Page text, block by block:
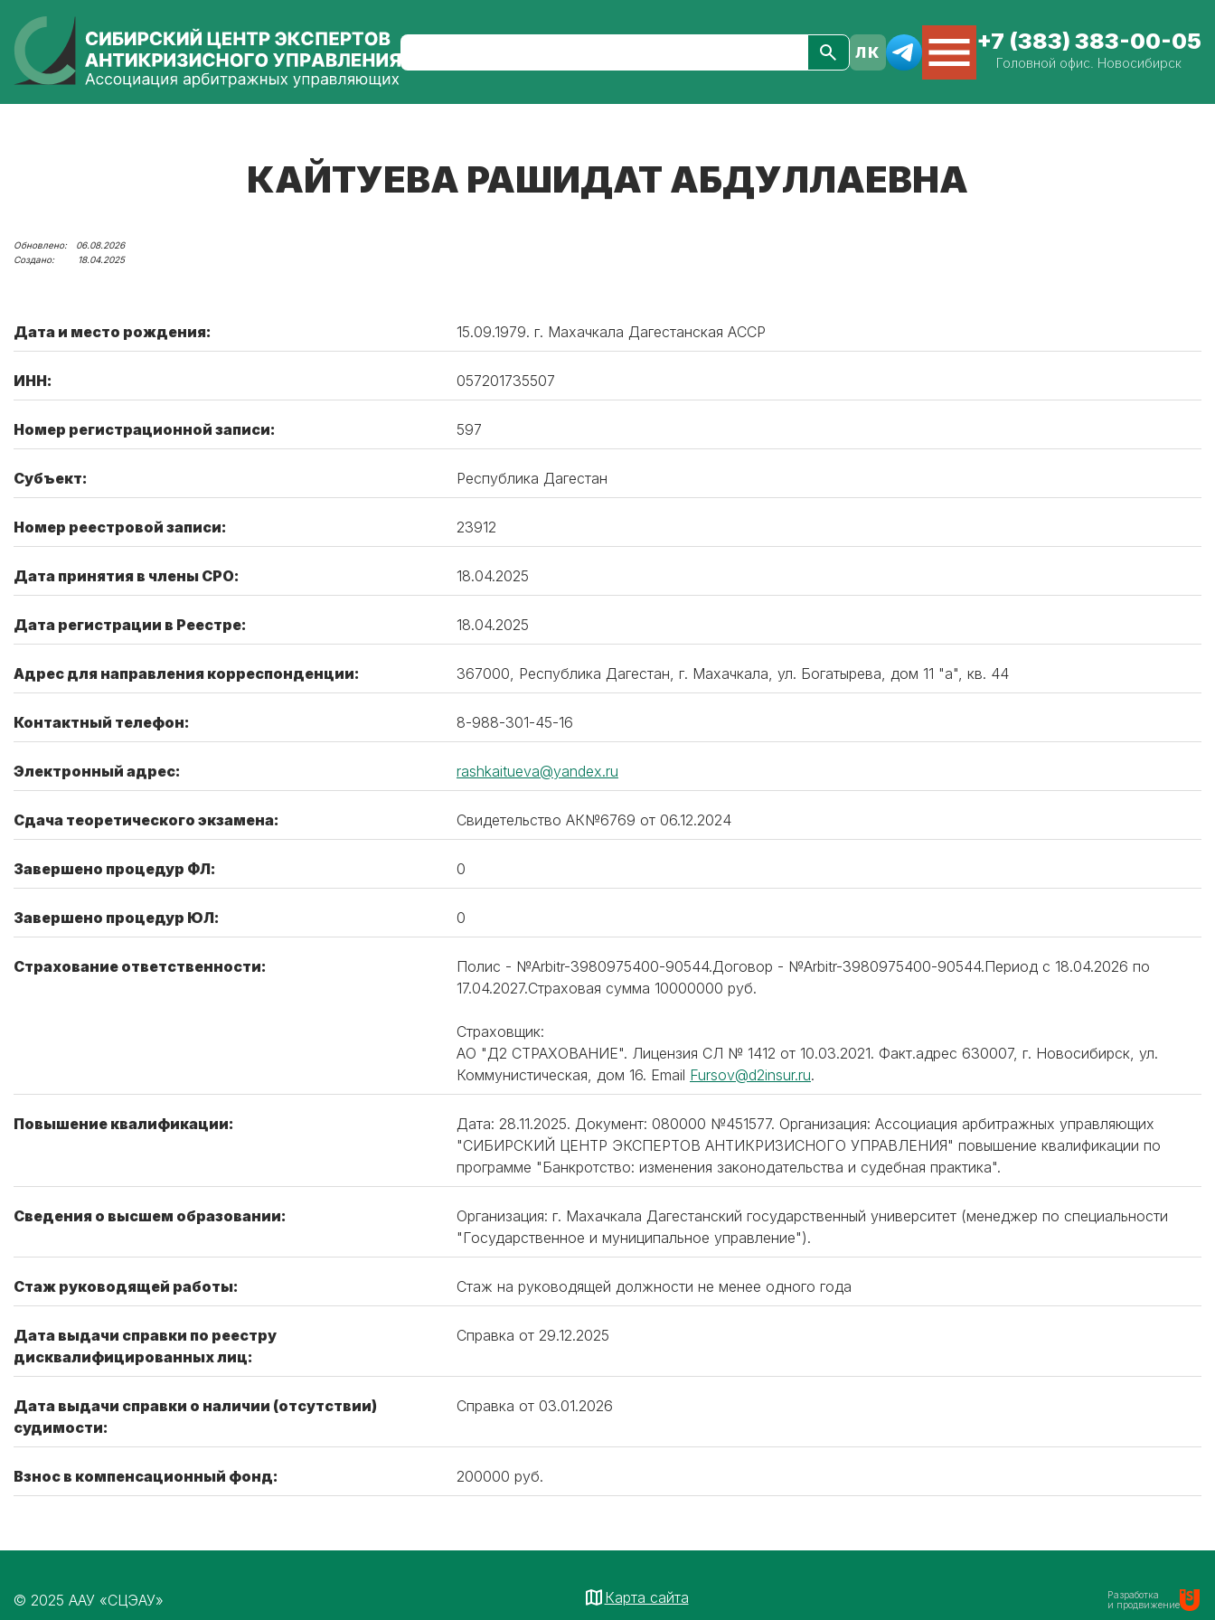
+7 (383) 383-00-05
Головной офис. Новосибирск
КАЙТУЕВА РАШИДАТ АБДУЛЛАЕВНА
06.08.2026
18.04.2025
Дата и место рождения: 15.09.1979. г. Махачкала Дагестанская АССР
ИНН: 057201735507
Номер регистрационной записи: 597
Субъект: Республика Дагестан
Номер реестровой записи: 23912
Дата принятия в члены СРО: 18.04.2025
Дата регистрации в Реестре: 18.04.2025
Адрес для направления корреспонденции: 367000, Республика Дагестан, г. Махачкала, ул. Богатырева, дом 11 "а", кв. 44
Контактный телефон: 8-988-301-45-16
Электронный адрес: rashkaitueva@yandex.ru
Сдача теоретического экзамена: Свидетельство АК№6769 от 06.12.2024
Завершено процедур ФЛ: 0
Завершено процедур ЮЛ: 0
Страхование ответственности:
Полис - №Arbitr-3980975400-90544.Договор - №Arbitr-3980975400-90544.Период с 18.04.2026 по
17.04.2027.Страховая сумма 10000000 руб.
Страховщик:
АО "Д2 СТРАХОВАНИЕ". Лицензия СЛ № 1412 от 10.03.2021. Факт.адрес 630007, г. Новосибирск, ул.
Коммунистическая, дом 16. Email Fursov@d2insur.ru.
Повышение квалификации:
Дата: 28.11.2025. Документ: 080000 №451577. Организация: Ассоциация арбитражных управляющих
"СИБИРСКИЙ ЦЕНТР ЭКСПЕРТОВ АНТИКРИЗИСНОГО УПРАВЛЕНИЯ" повышение квалификации по
программе "Банкротство: изменения законодательства и судебная практика".
Сведения о высшем образовании:
Организация: г. Махачкала Дагестанский государственный университет (менеджер по специальности
"Государственное и муниципальное управление").
Стаж руководящей работы: Стаж на руководящей должности не менее одного года
Дата выдачи справки по реестру
дисквалифицированных лиц:
Справка от 29.12.2025
Дата выдачи справки о наличии (отсутствии)
судимости:
Справка от 03.01.2026
Взнос в компенсационный фонд: 200000 руб.
© 2025 ААУ «СЦЭАУ» Карта сайта
Разработка
и продвижение